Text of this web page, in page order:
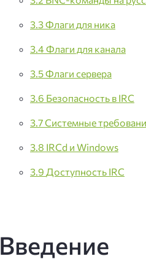
3.3Флаги для ника
3.4Флаги для канала
3.5Флаги сервера
3.6 Безопасность в IRC
3.7Системные
3.8 IRCd и Windows
3.9 Доступность IRC
Введение